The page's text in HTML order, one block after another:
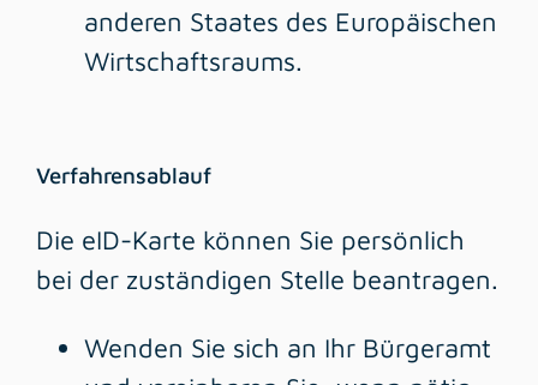
anderen Staates des Europäischen
Wirtschaftsraums.
Verfahrensablauf
Die eID-Karte können Sie persönlich
bei der zuständigen Stelle beantragen.
Wenden Sie sich an Ihr Bürgeramt